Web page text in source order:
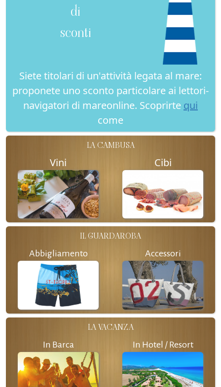
di
sconti
Siete titolari di un'attività legata al mare:
proponete uno sconto particolare ai lettori-
navigatori di mareonline. Scoprirte qui
come
LA CAMBUSA
Vini Cibi
IL GUARDAROBA
Abbigliamento Accessori
LA VACANZA
In Barca In Hotel / Resort